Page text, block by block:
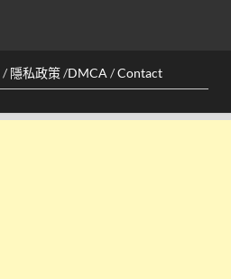
/ 隱私政策/DMCA /Contact